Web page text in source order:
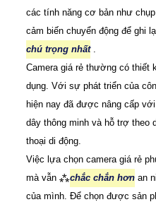
các tính năng cơ bản như
cảm biến chuyển động để ghi
chú trọng nhất.
Camera giá rẻ thường có thiết
dụng. Với sự phát triển của
hiện nay đã được nâng cấp
dây thông minh và hỗ trợ theo
thoại di động.
Việc lựa chọn camera giá rẻ
mà vẫn ⁂chắc chắn hơn an
của mình. Để chọn được sản